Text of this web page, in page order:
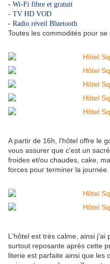
- Wi-Fi fibre et gratuit
- TV HD VOD
- Radio réveil Bluetooth
Toutes les commodités pour
A partir de 16h, l'hôtel offre le
vous assurer que c'est un
froides et/ou chaudes, cake,
forces pour terminer la journée.
L'hôtel est très calme, ainsi j'ai
surtout reposante après cette
literie est parfaite ainsi que les